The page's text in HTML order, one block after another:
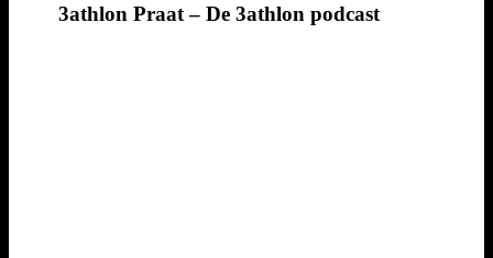
3athlon Praat – De 3athlon podcast